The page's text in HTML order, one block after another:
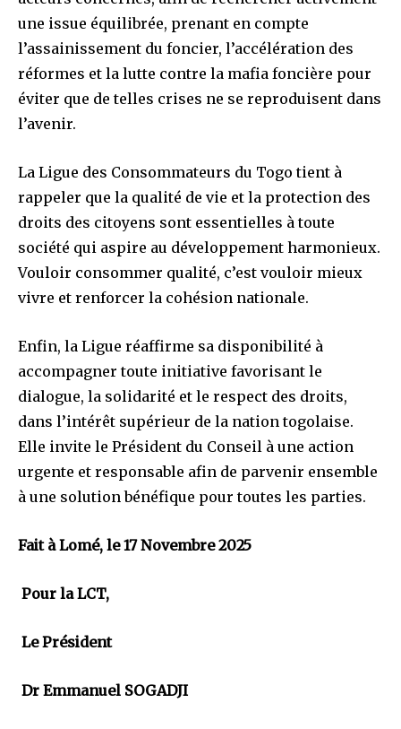
une issue équilibrée, prenant en compte
l’assainissement du foncier, l’accélération des
réformes et la lutte contre la mafia foncière pour
éviter que de telles crises ne se reproduisent dans
l’avenir.
La Ligue des Consommateurs du Togo tient à
rappeler que la qualité de vie et la protection des
droits des citoyens sont essentielles à toute
société qui aspire au développement harmonieux.
Vouloir consommer qualité, c’est vouloir mieux
vivre et renforcer la cohésion nationale.
Enfin, la Ligue réaffirme sa disponibilité à
accompagner toute initiative favorisant le
dialogue, la solidarité et le respect des droits,
dans l’intérêt supérieur de la nation togolaise.
Elle invite le Président du Conseil à une action
urgente et responsable afin de parvenir ensemble
à une solution bénéfique pour toutes les parties.
Fait à Lomé, le 17 Novembre 2025
Pour la LCT,
Le Président
Dr Emmanuel SOGADJI